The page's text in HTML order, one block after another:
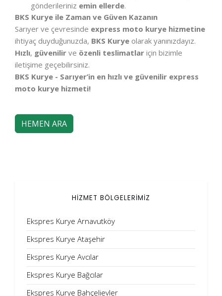
gönderileriniz emin ellerde.
BKS Kurye ile Zaman ve Güven Kazanın
Sarıyer ve çevresinde express moto kurye hizmetine
ihtiyaç duyduğunuzda, BKS Kurye olarak yanınızdayız.
Hızlı, güvenilir ve özenli teslimatlar için bizimle
iletişime geçebilirsiniz.
BKS Kurye - Sarıyer’in en hızlı ve güvenilir express
moto kurye hizmeti!
HEMEN ARA
HİZMET BÖLGELERİMİZ
Ekspres Kurye Arnavutköy
Ekspres Kurye Ataşehir
Ekspres Kurye Avcılar
Ekspres Kurye Bağcılar
Ekspres Kurye Bahçelievler